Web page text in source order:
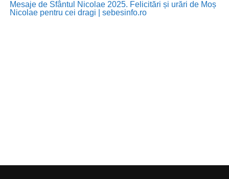
Mesaje de Sfântul Nicolae 2025. Felicitări și urări de Moș
Nicolae pentru cei dragi | sebesinfo.ro